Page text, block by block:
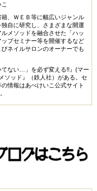
、ＷＥＢ等に幅広いジャンル
自に研究し、さまざまな開運
メソッドを融合させた「ハッ
プセミナー等を開催するなど
ネイルサロンのオーナーでも
ない…」を必ず変える!!』(マー
ソッド』（鉄人社）がある。セ
情報はあべけいこ公式サイト